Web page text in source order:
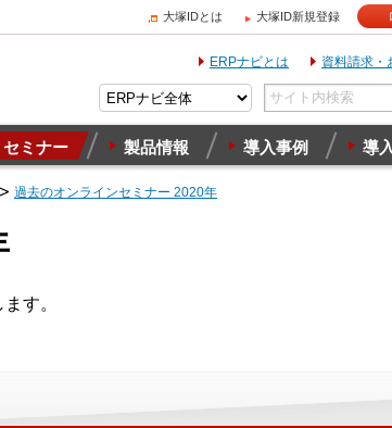
大塚IDとは 大塚ID新規登録
ERPナビとは 資料請求・
ミナー 製品情報 導入事例 導
過去のオンラインセミナー 2020年
す。